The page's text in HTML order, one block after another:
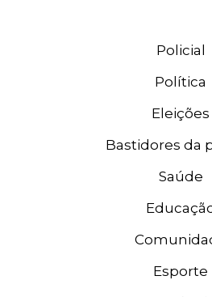
Policial
Política
Eleições
Bastidores da
Saúde
Esporte